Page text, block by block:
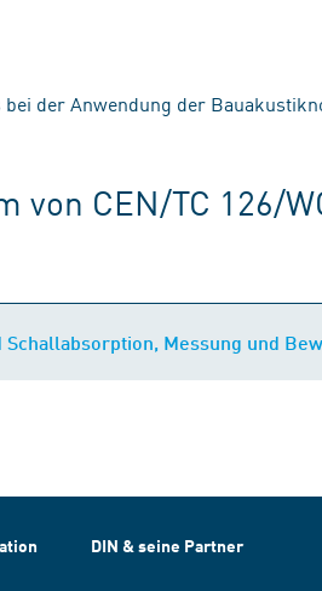
der Anwendung der
CEN/TC 126/
Schallabsorption, Messung und
DIN & seine Partner